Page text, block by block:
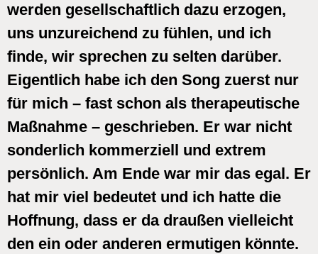
werden gesellschaftlich dazu erzogen,
uns unzureichend zu fühlen, und ich
finde, wir sprechen zu selten darüber.
Eigentlich habe ich den Song zuerst nur
für mich – fast schon als therapeutische
Maßnahme – geschrieben. Er war nicht
sonderlich kommerziell und extrem
persönlich. Am Ende war mir das egal. Er
hat mir viel bedeutet und ich hatte die
Hoffnung, dass er da draußen vielleicht
den ein oder anderen ermutigen könnte.